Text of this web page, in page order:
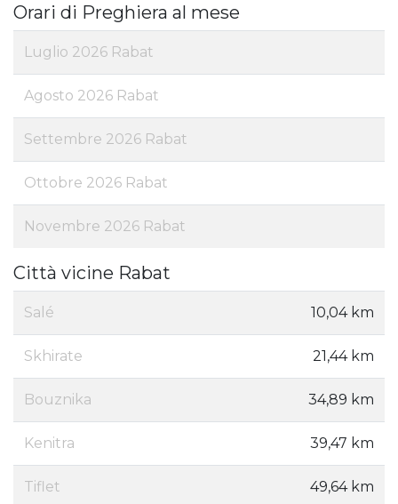
Orari di Preghiera al mese
Luglio 2026 Rabat
Agosto 2026 Rabat
Settembre 2026 Rabat
Ottobre 2026 Rabat
Novembre 2026 Rabat
Città vicine Rabat
Salé 10,04 km
Skhirate 21,44 km
Bouznika 34,89 km
Kenitra 39,47 km
Tiflet 49,64 km